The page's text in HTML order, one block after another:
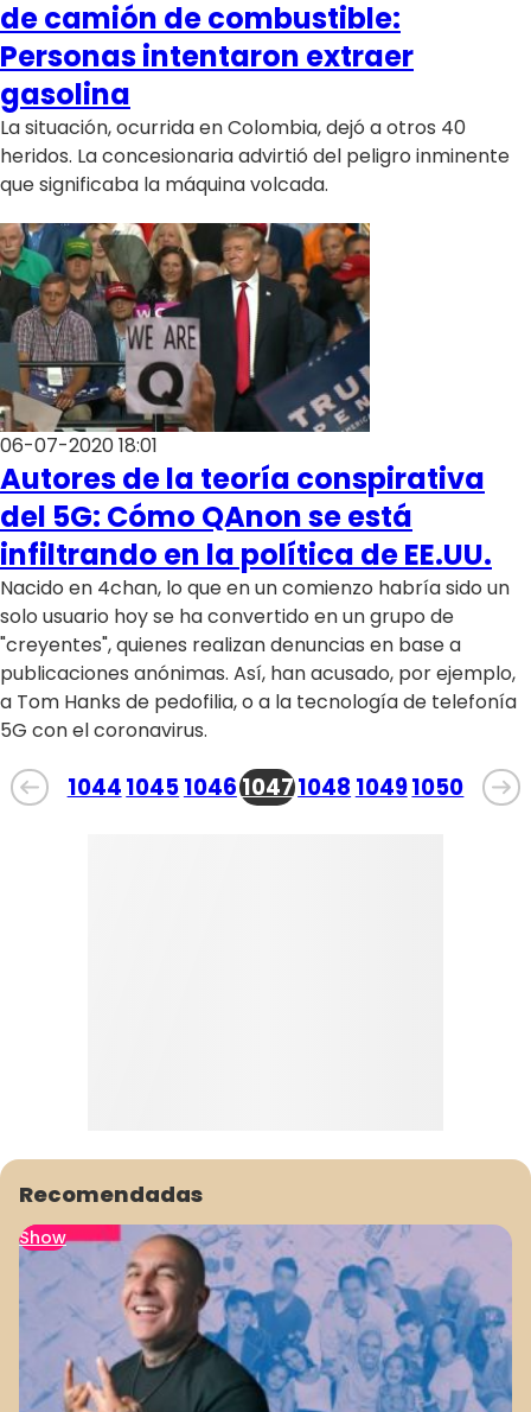
de camión de combustible:
Personas intentaron extraer
gasolina
La situación, ocurrida en Colombia, dejó a otros 40
heridos. La concesionaria advirtió del peligro inminente
que significaba la máquina volcada.
06-07-2020 18:01
Autores de la teoría conspirativa
del 5G: Cómo QAnon se está
infiltrando en la política de EE.UU.
Nacido en 4chan, lo que en un comienzo habría sido un
solo usuario hoy se ha convertido en un grupo de
"creyentes", quienes realizan denuncias en base a
publicaciones anónimas. Así, han acusado, por ejemplo,
a Tom Hanks de pedofilia, o a la tecnología de telefonía
5G con el coronavirus.
Recomendadas
Show